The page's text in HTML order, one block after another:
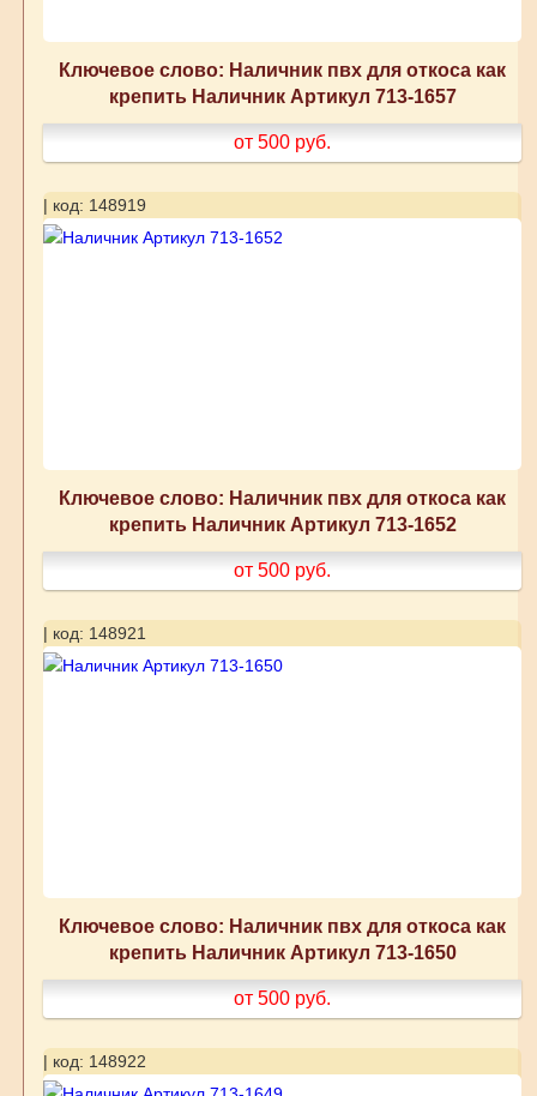
Ключевое слово: Наличник пвх для откоса как
крепить Наличник Артикул 713-1657
от 500 руб.
| код: 148919
Ключевое слово: Наличник пвх для откоса как
крепить Наличник Артикул 713-1652
от 500 руб.
| код: 148921
Ключевое слово: Наличник пвх для откоса как
крепить Наличник Артикул 713-1650
от 500 руб.
| код: 148922